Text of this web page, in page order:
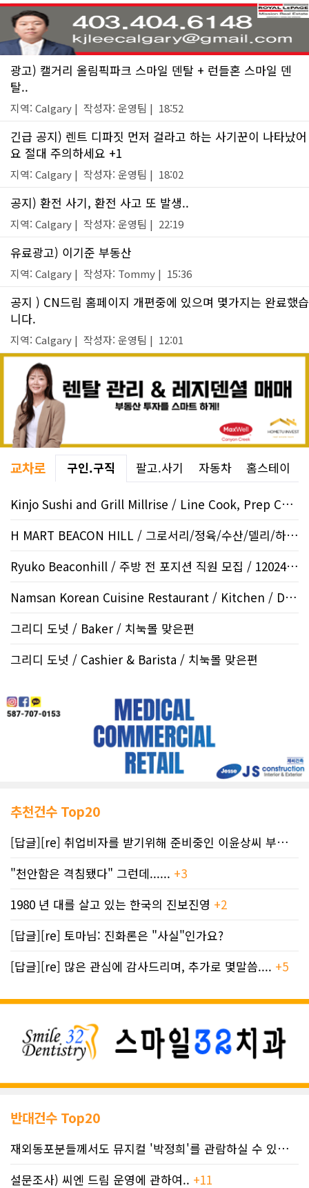
광고) 캘거리 올림픽파크 스마일 덴탈 + 런들혼 스마일 덴
탈..
지역: Calgary | 작성자: 운영팀 | 18:52
긴급 공지) 렌트 디파짓 먼저 걸라고 하는 사기꾼이 나타났어
요 절대 주의하세요 +1
지역: Calgary | 작성자: 운영팀 | 18:02
공지) 환전 사기, 환전 사고 또 발생..
지역: Calgary | 작성자: 운영팀 | 22:19
유료광고) 이기준 부동산
지역: Calgary | 작성자: Tommy | 15:36
공지 ) CN드림 홈페이지 개편중에 있으며 몇가지는 완료했습
니다.
지역: Calgary | 작성자: 운영팀 | 12:01
교차로 구인.구직 팔고.사기 자동차 홈스테이
Kinjo Sushi and Grill Millrise / Line Cook, Prep Cook /..
H MART BEACON HILL / 그로서리/정육/수산/델리/하우스..
Ryuko Beaconhill / 주방 전 포지션 직원 모집 / 12024 S..
Namsan Korean Cuisine Restaurant / Kitchen / Downtown
그리디 도넛 / Baker / 치눅몰 맞은편
그리디 도넛 / Cashier & Barista / 치눅몰 맞은편
추천건수 Top20
[답글][re] 취업비자를 받기위해 준비중인 이윤상씨 부부께 드리는 편지
"천안함은 격침됐다" 그런데...... +3
1980 년 대를 살고 있는 한국의 진보진영 +2
[답글][re] 토마님: 진화론은 "사실"인가요?
[답글][re] 많은 관심에 감사드리며, 추가로 몇말씀.... +5
반대건수 Top20
재외동포분들께서도 뮤지컬 '박정희'를 관람하실 수 있도록 노력하겠습니..
설문조사) 씨엔 드림 운영에 관하여.. +11